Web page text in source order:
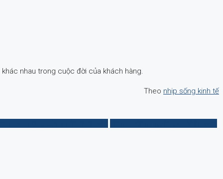
nhau trong cuộc đời của khách hàng.
Theo nhịp sống kinh tế